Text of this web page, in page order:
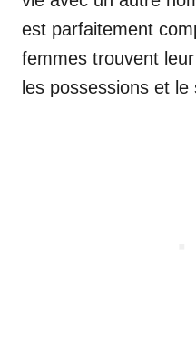
est parfaitement
femmes trouvent
les possessions et le